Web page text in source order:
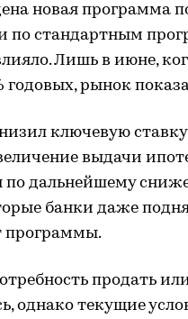
новая программа
по стандартным
Лишь в июне,
годовых, рынок
ключевую
выдачи
дальнейшему
банки даже
программы.
продать
однако текущие